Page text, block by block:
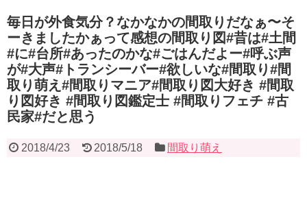
毎日が外食気分？なかなかの間取りだなぁ〜そ
ーきましたかぁって感想の間取り図#昔は#土間
#に#台所#あったのかな#ごはんだよー#呼ぶ声
が#大声#トランシーバー#欲しいな#間取り#間
取り萌え#間取りマニア#間取り図大好き #間取
り図好き #間取り図鑑定士 #間取りフェチ #古
民家#だと思う
2018/4/23 2018/5/18 間取り萌え